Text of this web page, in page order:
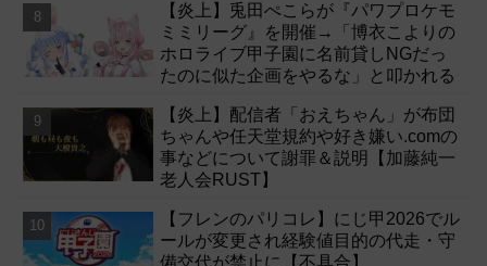
【炎上】兎田ぺこらが『パワプロケモ
ミミリーグ』を開催→「博衣こよりの
ホロライブ甲子園に名前貸しNGだっ
たのに似た企画をやるな」と叩かれる
【炎上】配信者「おえちゃん」が布団
ちゃんや任天堂規約や好き嫌い.comの
事などについて謝罪＆説明【加藤純一
老人会RUST】
【フレンのパリコレ】にじ甲2026でル
ールが変更され経験値目的の代走・守